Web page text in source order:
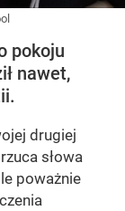
pokoju
nawet,
drugiej
słowa
poważnie